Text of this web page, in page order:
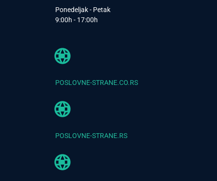
Ponedeljak - Petak
9:00h - 17:00h
POSLOVNE-STRANE.CO.RS
POSLOVNE-STRANE.RS